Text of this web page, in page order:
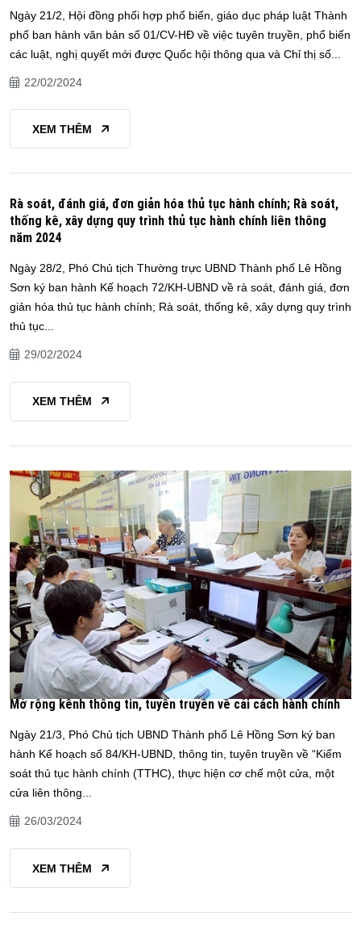
Ngày 21/2, Hội đồng phối hợp phổ biến, giáo dục pháp luật Thành
phố ban hành văn bản số 01/CV-HĐ về việc tuyên truyền, phổ biến
các luật, nghị quyết mới được Quốc hội thông qua và Chỉ thị số...
22/02/2024
XEM THÊM
Rà soát, đánh giá, đơn giản hóa thủ tục hành chính; Rà soát,
thống kê, xây dựng quy trình thủ tục hành chính liên thông
năm 2024
Ngày 28/2, Phó Chủ tịch Thường trực UBND Thành phố Lê Hồng
Sơn ký ban hành Kế hoạch 72/KH-UBND về rà soát, đánh giá, đơn
giản hóa thủ tục hành chính; Rà soát, thống kê, xây dựng quy trình
thủ tục...
29/02/2024
XEM THÊM
Mở rộng kênh thông tin, tuyên truyền về cải cách hành chính
Ngày 21/3, Phó Chủ tịch UBND Thành phố Lê Hồng Sơn ký ban
hành Kế hoạch số 84/KH-UBND, thông tin, tuyên truyền về “Kiểm
soát thủ tục hành chính (TTHC), thực hiện cơ chế một cửa, một
cửa liên thông...
26/03/2024
XEM THÊM